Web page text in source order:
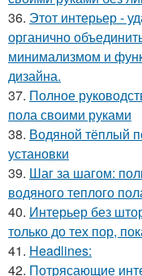
36. Этот интерьер -
органично
минимализмом и
дизайна.
37. Полное
пола своими руками
38. Водяной тёплый
установки
39. Шаг за шагом:
водяного теплого
40. Интерьер без
только до тех пор,
41. Headlines:
42. Потрясающие